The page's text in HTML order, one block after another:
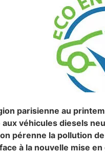
parisienne au
véhicules diesels
pérenne la pollution
à la nouvelle mise